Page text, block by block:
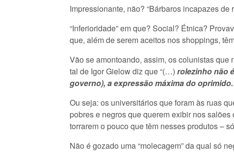
Impressionante, não? “Bárbaros incapazes
“Inferioridade” em que? Social? Étnica?
que, além de serem aceitos nos shoppings,
Vão se amontoando, assim, os colunistas que
tal de Igor Gielow diz que “(…) rolezinho não
governo), a expressão máxima do
Ou seja: os universitários que foram às ruas
pobres e negros que querem exibir nos
torrarem o pouco que têm nesses produtos –
Não é gozado uma “molecagem” da qual só